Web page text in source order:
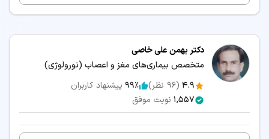
دکتر بهمن علی خاصی
متخصص بیماری‌های مغز و اعصاب (نورولوژی)
4.9
(
96 نظر) 99٪ پیشنهاد کاربران
1,557 نوبت موفق